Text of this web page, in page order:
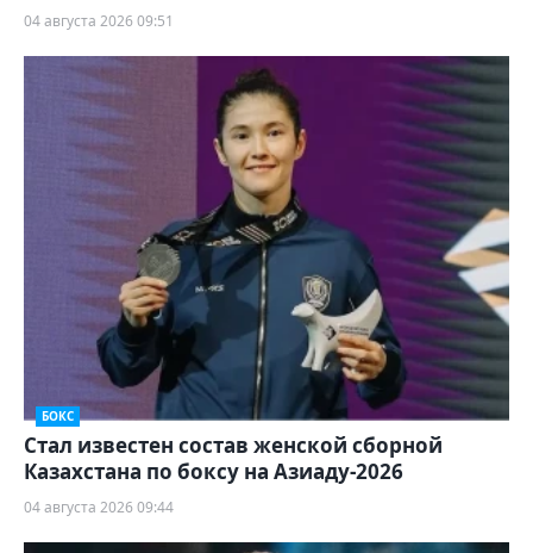
04 августа 2026 09:51
БОКС
Стал известен состав женской сборной
Казахстана по боксу на Азиаду-2026
04 августа 2026 09:44